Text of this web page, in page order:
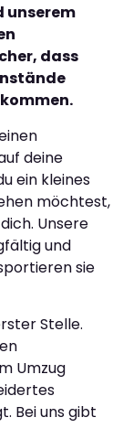
unserem
dass
deine
ein kleines
möchtest,
Unsere
und
sie
Stelle.
Umzug
Bei uns gibt